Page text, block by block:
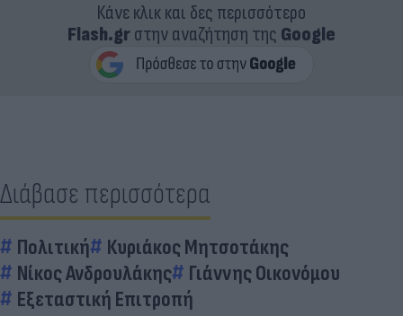
Κάνε κλικ και δες περισσότερο
Flash.grστην αναζήτηση της Google
Διάβασε περισσότερα
Πολιτική
Κυριάκος Μητσοτάκης
Νίκος Ανδρουλάκης
Γιάννης Οικονόμου
Εξεταστική Επιτροπή